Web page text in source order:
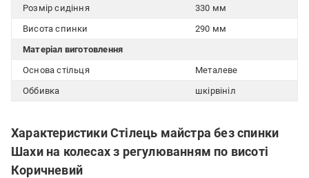
Розмір сидіння
330 мм
Висота спинки
290 мм
Матеріал виготовлення
Основа стільця
Металеве
Оббивка
шкірвініл
Характеристики Стілець майстра без спинки
Шахи на колесах з регулюванням по висоті
Коричневий